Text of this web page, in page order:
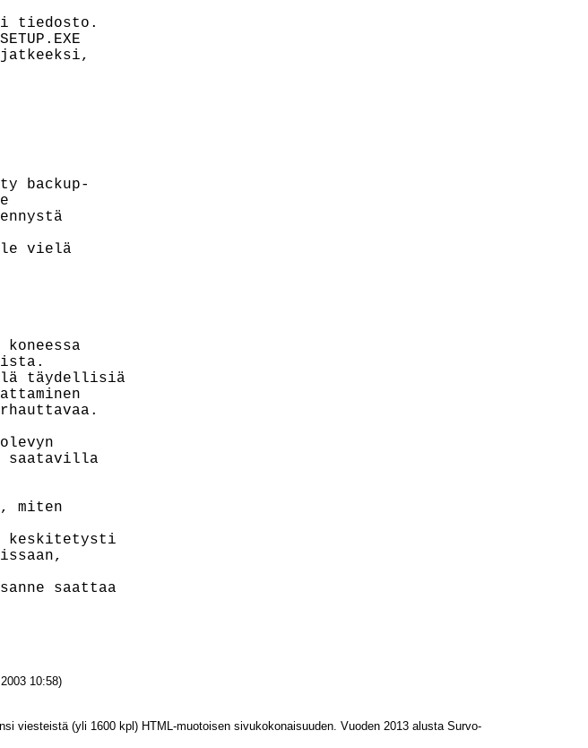
tiedosto.
jatkeeksi,
backup-
vielä
täydellisiä
saatavilla
miten
keskitetysti
saattaa
10:58)
viesteistä (yli 1600 kpl) HTML-muotoisen sivukokonaisuuden. Vuoden 2013 alusta Survo-